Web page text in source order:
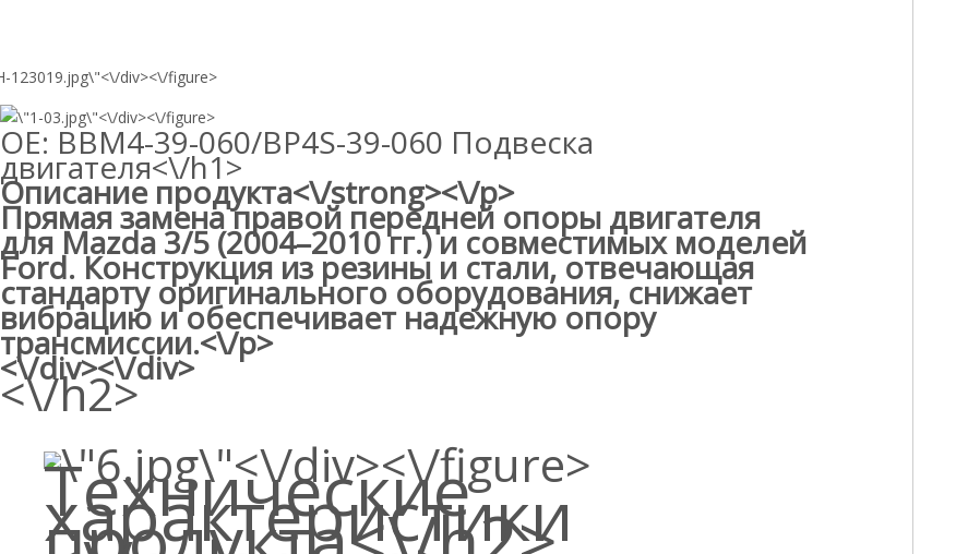
<\/div><\/figure>
<\/div><\/figure>
OE: BBM4-39-060/BP4S-39-060 Подвеска
двигателя<\/h1>
Описание продукта<\/strong><\/p>
Прямая замена правой передней опоры двигателя
для Mazda 3/5 (2004–2010 гг.) и совместимых моделей
Ford. Конструкция из резины и стали, отвечающая
стандарту оригинального оборудования, снижает
вибрацию и обеспечивает надежную опору
трансмиссии.<\/p>
<\/div><\/div>
<\/h2>
<\/div><\/figure>
Технические
характеристики